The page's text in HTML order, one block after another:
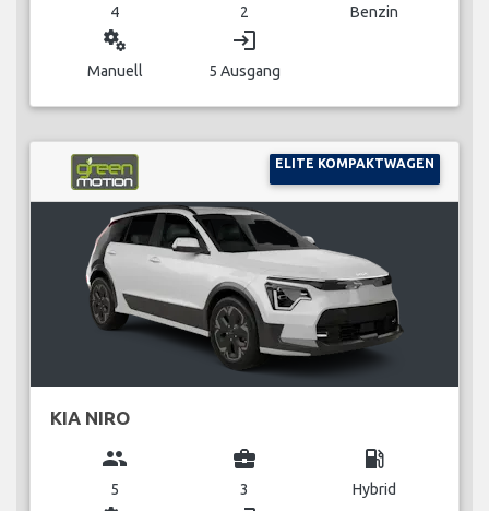
4 2 Benzin
miscellaneous_services
Manuell
login
5 Ausgang
ELITE KOMPAKTWAGEN
KIA NIRO
group
5
business_center
3
local_gas_station
Hybrid